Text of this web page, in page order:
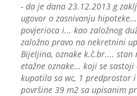
- da je dana 23.12.2013 g
ugovor o zasnivanju
povjerioca i... kao založnog
založno pravo na nekretnini
Bijeljina, oznake k.č.br....
etažne oznake... koji se
kupatila sa wc, 1 predprostor
površine 39 m2 sa upisanim